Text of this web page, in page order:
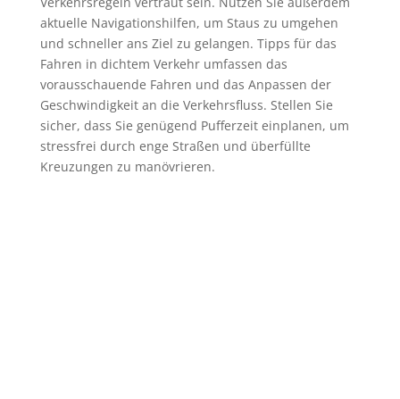
aktuelle Navigationshilfen, um Staus zu umgehen
und schneller ans Ziel zu gelangen. Tipps für das
Fahren in dichtem Verkehr umfassen das
vorausschauende Fahren und das Anpassen der
Geschwindigkeit an die Verkehrsfluss. Stellen Sie
sicher, dass Sie genügend Pufferzeit einplanen, um
stressfrei durch enge Straßen und überfüllte
Kreuzungen zu manövrieren.